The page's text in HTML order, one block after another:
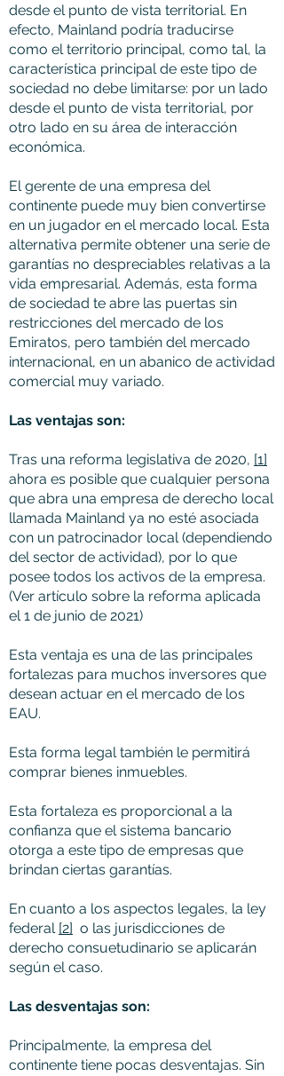
desde el punto de vista territorial. En
efecto, Mainland podría traducirse
como el territorio principal, como tal, la
característica principal de este tipo de
sociedad no debe limitarse: por un lado
desde el punto de vista territorial, por
otro lado en su área de interacción
económica.
El gerente de una empresa del
continente puede muy bien convertirse
en un jugador en el mercado local. Esta
alternativa permite obtener una serie de
garantías no despreciables relativas a la
vida empresarial. Además, esta forma
de sociedad te abre las puertas sin
restricciones del mercado de los
Emiratos, pero también del mercado
internacional, en un abanico de actividad
comercial muy variado.
Las ventajas son:
Tras una reforma legislativa de 2020, [1]
ahora es posible que cualquier persona
que abra una empresa de derecho local
llamada Mainland ya no esté asociada
con un patrocinador local (dependiendo
del sector de actividad), por lo que
posee todos los activos de la empresa.
(Ver artículo sobre la reforma aplicada
el 1 de junio de 2021)
Esta ventaja es una de las principales
fortalezas para muchos inversores que
desean actuar en el mercado de los
EAU.
Esta forma legal también le permitirá
comprar bienes inmuebles.
Esta fortaleza es proporcional a la
confianza que el sistema bancario
otorga a este tipo de empresas que
brindan ciertas garantías.
En cuanto a los aspectos legales, la ley
federal [2] o las jurisdicciones de
derecho consuetudinario se aplicarán
según el caso.
Las desventajas son:
Principalmente, la empresa del
continente tiene pocas desventajas. Sin